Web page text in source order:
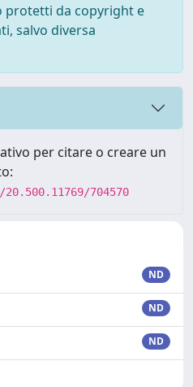
protetti da copyright e
salvo diversa
per citare o creare un
704570
ND
ND
ND